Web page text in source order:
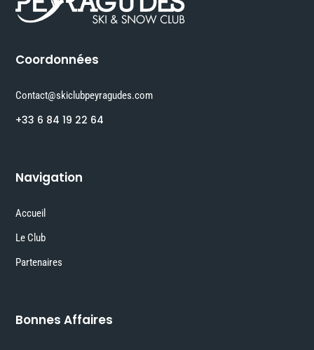
Coordonnées
Contact@skiclubpeyragudes.com
+33 6 84 19 22 64
Navigation
Accueil
Le Club
Partenaires
Bonnes Affaires